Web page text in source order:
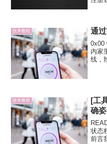
技术教程 通
0x00
内家
线，
技术教程
[工
确
状态
前言